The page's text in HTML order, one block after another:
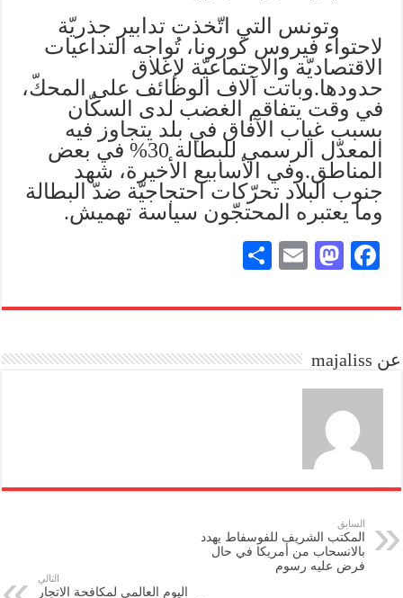
وتونس التي اتّخذت تدابير جذريّة
لاحتواء فيروس كورونا، تُواجه التداعيات
الاقتصاديّة والاجتماعيّة لإغلاق
حدودها.وباتت آلاف الوظائف على المحكّ،
في وقت يتفاقم الغضب لدى السكّان
بسبب غياب الآفاق في بلد يتجاوز فيه
المعدّل الرسمي للبطالة 30% في بعض
المناطق.وفي الأسابيع الأخيرة، شهد
جنوب البلاد تحرّكات احتجاجيّة ضدّ البطالة
وما يعتبره المحتجّون سياسة تهميش.
Fa
bo
M
to
n
E
ail
re
عن majaliss
السابق
المكتب الشريف للفوسفاط يهدد
بالانسحاب من أمريكا في حال
فرض عليه رسوم
التالي
اليوم العالمي لمكافحة الاتجار